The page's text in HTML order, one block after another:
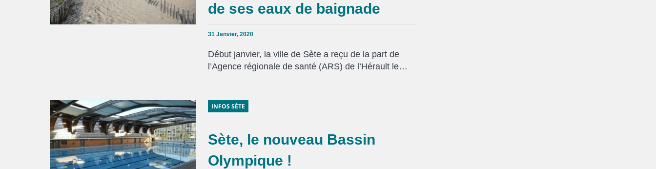
de ses eaux de baignade
31 Janvier, 2020
Début janvier, la ville de Sète a reçu de la part de
l’Agence régionale de santé (ARS) de l’Hérault le…
INFOS SÈTE
Sète, le nouveau Bassin
Olympique !